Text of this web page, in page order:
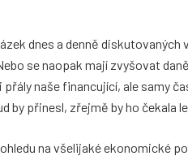
dnes a denně
se naopak mají zvyšovat
naše financující, ale samy
by přinesl, zřejmě by ho čekala
na všelijaké ekonomické